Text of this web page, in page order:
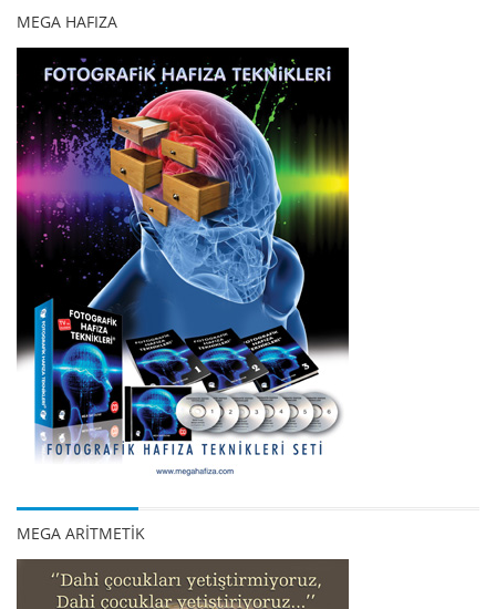
MEGA HAFIZA
MEGA ARİTMETİK